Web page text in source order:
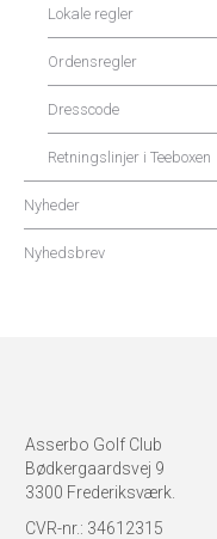
Lokale regler
Ordensregler
Dresscode
Retningslinjer i Teeboxen
Nyheder
Nyhedsbrev
Asserbo Golf Club
Bødkergaardsvej 9
3300 Frederiksværk.
CVR-nr.: 34612315